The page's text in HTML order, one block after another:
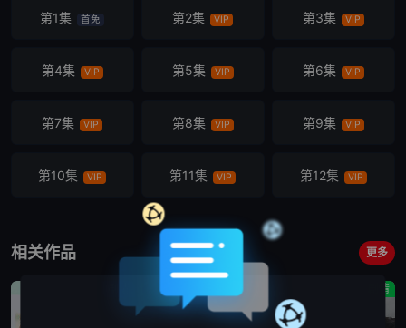
此基础上，加入了甜品的部分，可谓美食加倍。原作者还会在正片后
第1集 首免 第2集 VIP 第3集 VIP
第4集 VIP 第5集 VIP 第6集 VIP
第7集 VIP 第8集 VIP 第9集 VIP
第10集 VIP 第11集 VIP 第12集 VIP
相关作品 更多
剧情 剧情